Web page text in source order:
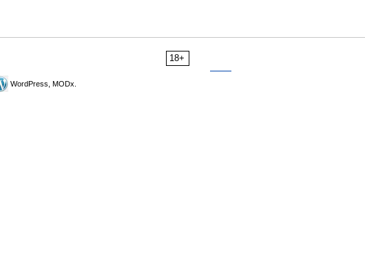
18+
WordPress, MODx.